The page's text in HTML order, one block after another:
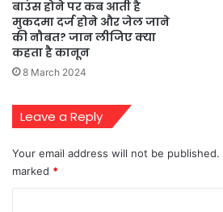
बाउंस होने पर कब आती है
मुकदमा दर्ज होने और जेल जाने
की नौबत? जान लीजिए क्‍या
कहता है कानून
8 March 2024
Leave a Reply
Your email address will not be published.
marked *